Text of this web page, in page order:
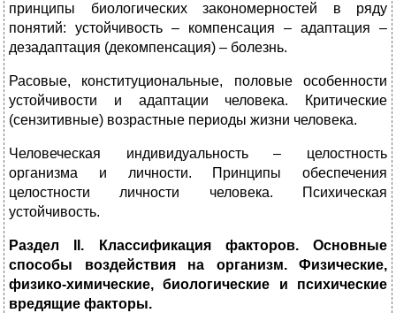
принципы биологических закономерностей в ряду
понятий: устойчивость – компенсация – адаптация –
дезадаптация (декомпенсация) – болезнь.
Расовые, конституциональные, половые особенности
устойчивости и адаптации человека. Критические
(сензитивные) возрастные периоды жизни человека.
Человеческая индивидуальность – целостность
организма и личности. Принципы обеспечения
целостности личности человека. Психическая
устойчивость.
Раздел I
. Классификация факторов. Основные
способы воздейс­твия на организм. Физические,
физико-химические, биологические и психические
вредящие факторы.